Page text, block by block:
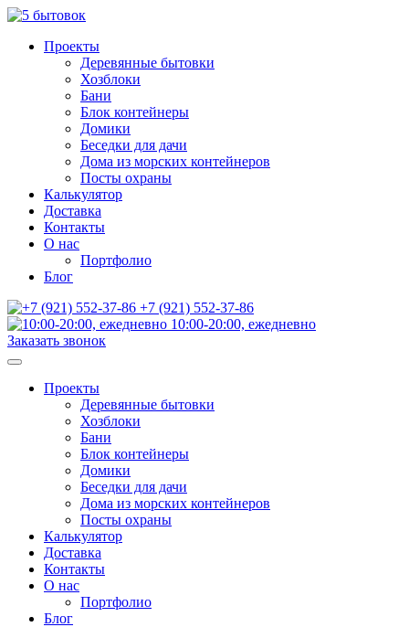
Проекты
Деревянные бытовки
Хозблоки
Бани
Блок контейнеры
Домики
Беседки для дачи
Дома из морских контейнеров
Посты охраны
Калькулятор
Доставка
Контакты
О нас
Портфолио
Блог
+7 (921) 552-37-86
10:00-20:00, ежедневно
Заказать звонок
Проекты
Деревянные бытовки
Хозблоки
Бани
Блок контейнеры
Домики
Беседки для дачи
Дома из морских контейнеров
Посты охраны
Калькулятор
Доставка
Контакты
О нас
Портфолио
Блог